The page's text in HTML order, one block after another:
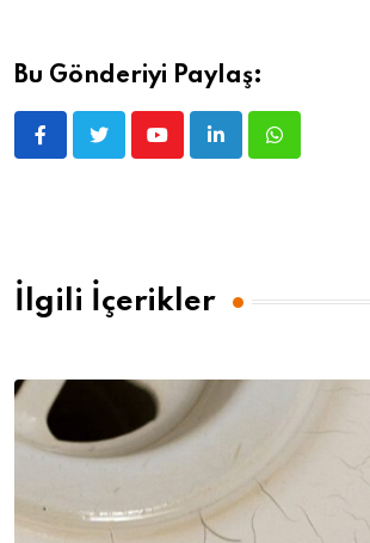
Bu Gönderiyi Paylaş:
İlgili İçerikler